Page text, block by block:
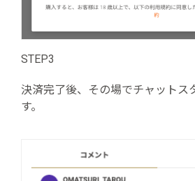
STEP3
決済完了後、その場でチャットス
す。